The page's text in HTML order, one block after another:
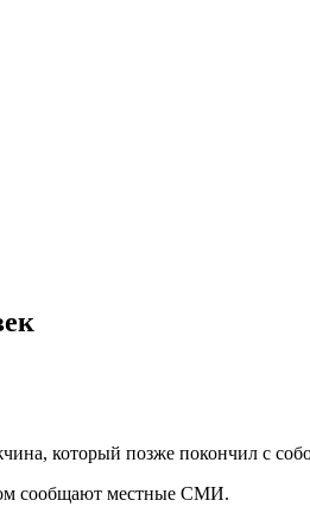
который позже покончил с
сообщают местные СМИ.